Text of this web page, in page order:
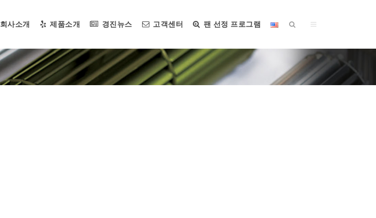
회사소개 제품소개 경진뉴스 고객센터 팬 선정 프로그램